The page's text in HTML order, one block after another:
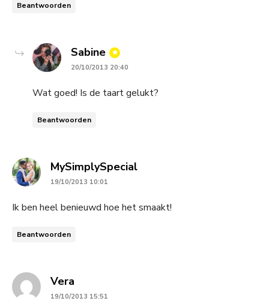
Beantwoorden
Sabine says:
20/10/2013 20:40
Wat goed! Is de taart gelukt?
Beantwoorden
MySimplySpecialsays:
19/10/2013 10:01
Ik ben heel benieuwd hoe het smaakt!
Beantwoorden
Vera
19/10/2013 15:51